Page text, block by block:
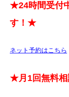
★24時間受付
す！★
ネット予約はこちら
★月1回無料